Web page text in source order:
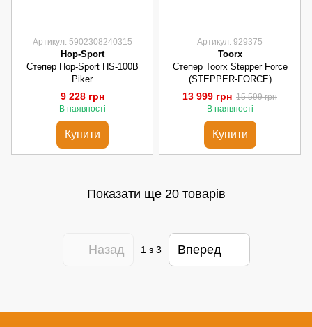
Артикул: 5902308240315
Hop-Sport
Степер Hop-Sport HS-100B
Piker
9 228 грн
В наявності
Купити
Артикул: 929375
Toorx
Степер Toorx Stepper Force
(STEPPER-FORCE)
13 999 грн 15 599 грн
В наявності
Купити
Показати ще 20 товарів
Назад 1з 3 Вперед